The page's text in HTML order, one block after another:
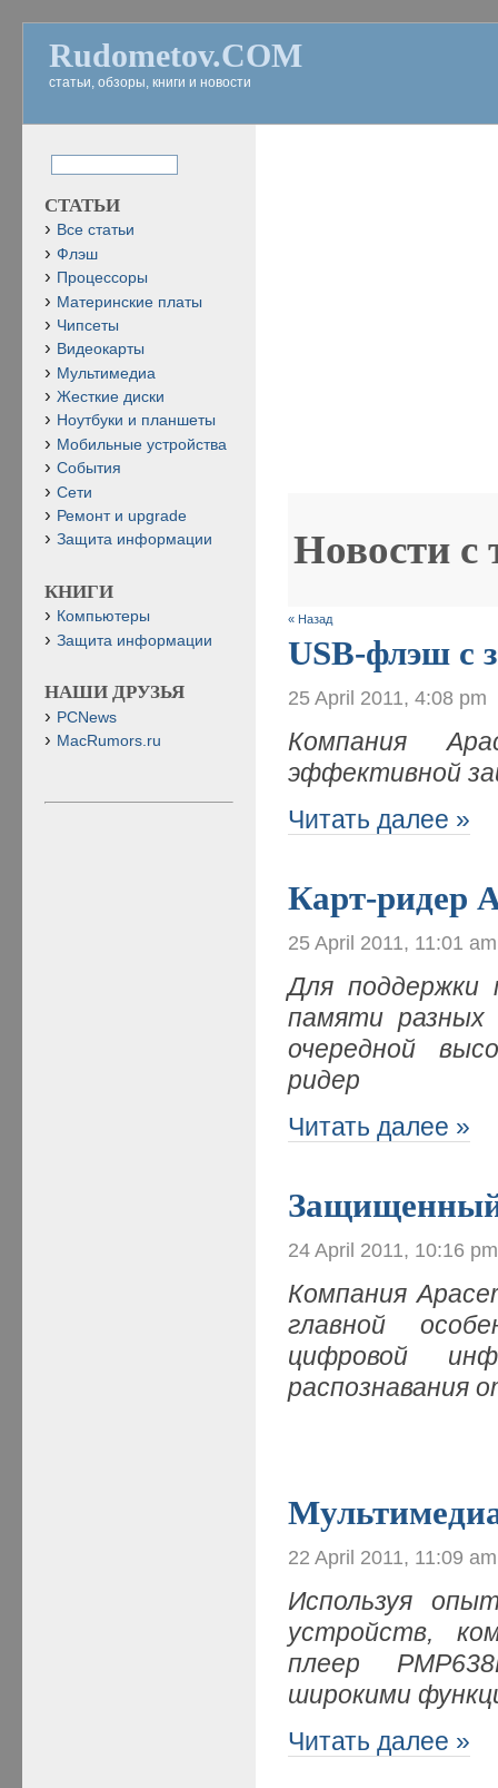
Rudometov.COM
статьи, обзоры, книги и новости
Новости с
« Назад
USB-флэш с
25 April 2011, 4:08 pm
Компания
эффективной
Читать далее »
Карт-ридер
25 April 2011, 11:01 am
Для поддержки
памяти разных
очередной
ридер
Читать далее »
24 April 2011, 10:16 pm
Компания
главной
цифровой
распознавания
22 April 2011, 11:09 am
Используя
устройств,
плеер
широкими
Читать далее »
СТАТЬИ
Все статьи
Флэш
Процессоры
Материнские платы
Чипсеты
Видеокарты
Мультимедиа
Жесткие диски
Ноутбуки и планшеты
Мобильные устройства
События
Сети
Ремонт и upgrade
Защита информации
КНИГИ
Компьютеры
Защита информации
НАШИ ДРУЗЬЯ
PCNews
MacRumors.ru